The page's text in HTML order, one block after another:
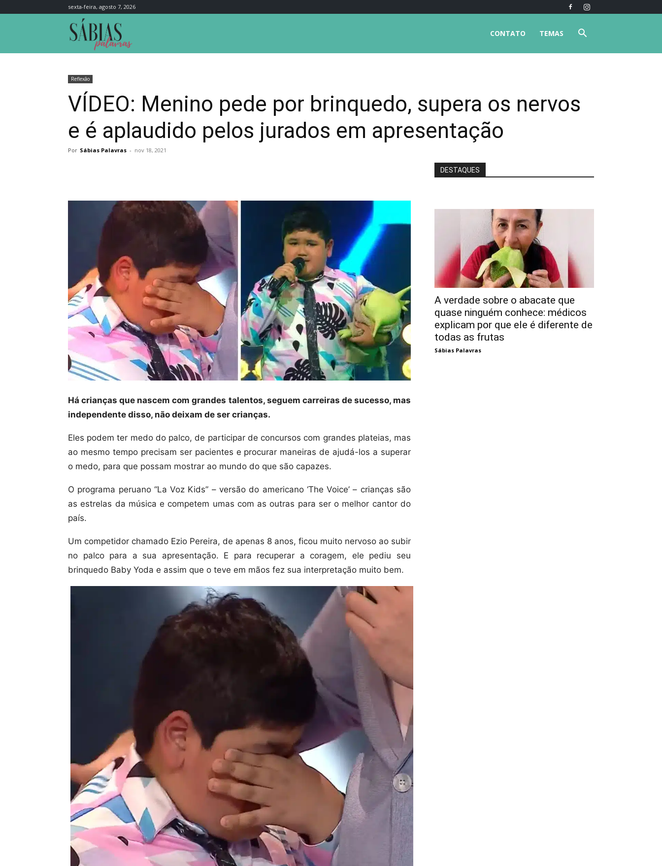
sexta-feira, agosto 7, 2026
TEMAS
CONTATO
Reflexão
VÍDEO: Menino pede por brinquedo, supera os nervos
e é aplaudido pelos jurados em apresentação
Por Sábias Palavras - nov 18, 2021
Há crianças que nascem com grandes talentos, seguem carreiras de sucesso, mas
independente disso, não deixam de ser crianças.
Eles podem ter medo do palco, de participar de concursos com grandes plateias, mas
ao mesmo tempo precisam ser pacientes e procurar maneiras de ajudá-los a superar
o medo, para que possam mostrar ao mundo do que são capazes.
O programa peruano “La Voz Kids” – versão do americano ‘The Voice’ – crianças são
as estrelas da música e competem umas com as outras para ser o melhor cantor do
país.
Um competidor chamado Ezio Pereira, de apenas 8 anos, ficou muito nervoso ao subir
no palco para a sua apresentação. E para recuperar a coragem, ele pediu seu
brinquedo Baby Yoda e assim que o teve em mãos fez sua interpretação muito bem.
DESTAQUES
A verdade sobre o abacate que
quase ninguém conhece: médicos
explicam por que ele é diferente de
todas as frutas
Sábias Palavras